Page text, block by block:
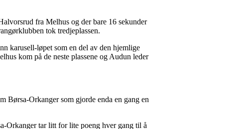
fra Melhus og der bare 16 sekunder
tok tredjeplassen.
karusell-løpet som en del av den hjemlige
kom på de neste plassene og Audun leder
Børsa-Orkanger som gjorde enda en gang en
Orkanger tar litt for lite poeng hver gang til å